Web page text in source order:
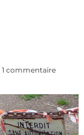
1 commentaire